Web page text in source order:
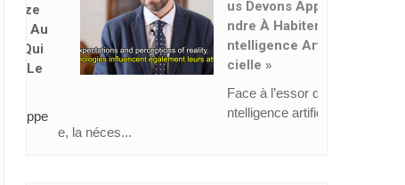
Ntelligence Artifi
Cielle »
Face à l’essor de l’i
ntelligence artificiell